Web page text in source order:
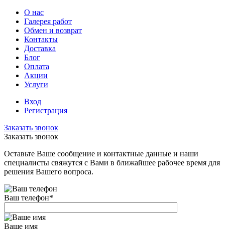
О нас
Галерея работ
Обмен и возврат
Контакты
Доставка
Блог
Оплата
Акции
Услуги
Вход
Регистрация
Заказать звонок
Заказать звонок
Оставьте Ваше сообщение и контактные данные и наши
специалисты свяжутся с Вами в ближайшее рабочее время для
решения Вашего вопроса.
Ваш телефон*
Ваше имя